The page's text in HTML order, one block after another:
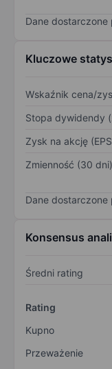
Dane dostarczone
Kluczowe
Wskaźnik cena/
Stopa dywidendy
Zysk na akcję
Zmienność (30 dni)
Dane dostarczone
Konsensus
Średni rating
Rating
Kupno
Przeważenie